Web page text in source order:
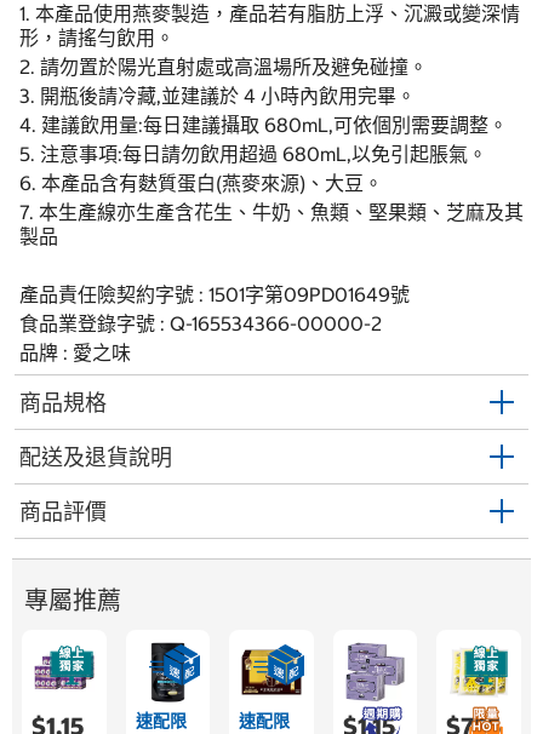
1. 本產品使用燕麥製造，產品若有脂肪上浮、沉澱或變深情
形，請搖勻飲用。
2. 請勿置於陽光直射處或高溫場所及避免碰撞。
3. 開瓶後請冷藏,並建議於 4 小時內飲用完畢。
4. 建議飲用量:每日建議攝取 680mL,可依個別需要調整。
5. 注意事項:每日請勿飲用超過 680mL,以免引起脹氣。
6. 本產品含有麩質蛋白(燕麥來源)、大豆。
7. 本生產線亦生產含花生、牛奶、魚類、堅果類、芝麻及其
製品
產品責任險契約字號 : 1501字第09PD01649號
食品業登錄字號 : Q-165534366-00000-2
品牌 : 愛之味
商品規格
配送及退貨說明
商品評價
專屬推薦
$1,15
速配限
速配限
$1,15 $755